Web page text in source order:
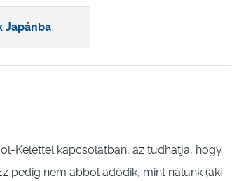
Japánba
Kelettel kapcsolatban, az tudhatja, hogy
pedig nem abból adódik, mint nálunk (aki